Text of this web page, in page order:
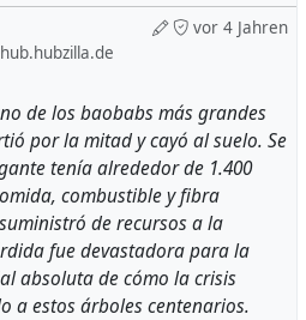
vor 4 Jahren
de los baobabs más grandes
por la mitad y cayó al suelo. Se
tenía alrededor de 1.400
combustible y fibra
de recursos a la
fue devastadora para la
absoluta de cómo la crisis
a estos árboles centenarios.